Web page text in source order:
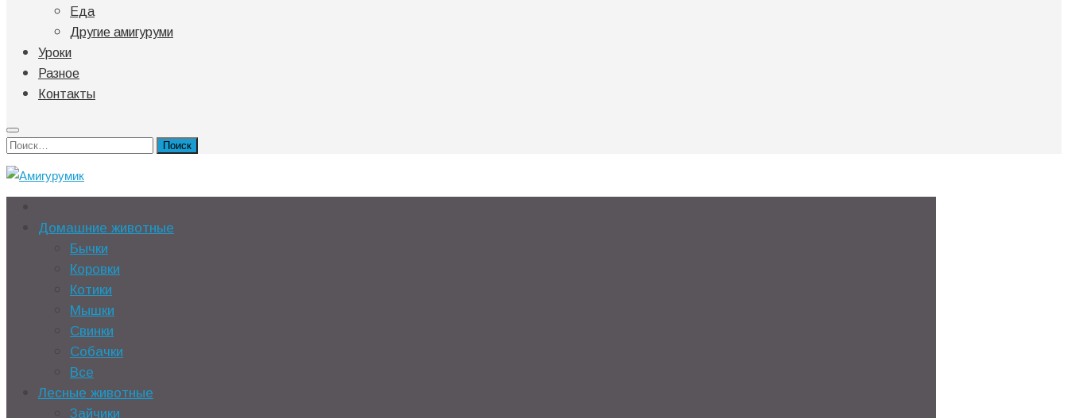
Еда
Другие амигуруми
Уроки
Разное
Контакты
Найти:
Домашние животные
Бычки
Коровки
Котики
Мышки
Свинки
Собачки
Все
Лесные животные
Зайчики